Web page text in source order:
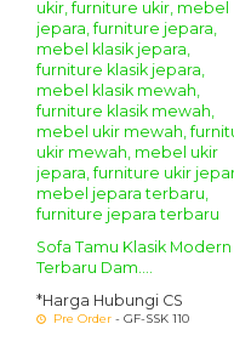
Sofa Tamu Klasik Modern
Terbaru Dam....
*Harga Hubungi CS
Pre Order - GF-SSK 110